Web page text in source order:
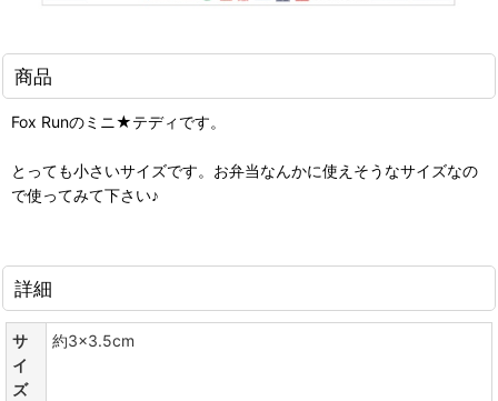
商品
Fox Runのミニ★テディです。
とっても小さいサイズです。お弁当なんかに使えそうなサイズなの
で使ってみて下さい♪
詳細
サ
イ
ズ
約3×3.5cm